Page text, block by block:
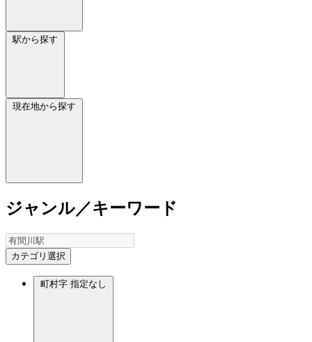
駅から探す
現在地から探す
ジャンル／キーワード
カテゴリ選択
町村字 指定なし